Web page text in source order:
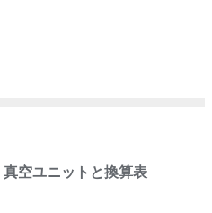
真空ユニットと換算表